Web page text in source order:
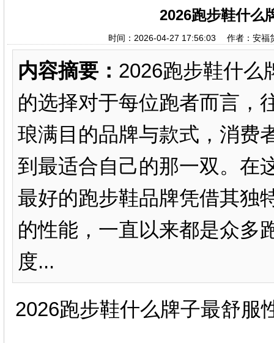
2026跑步鞋什么
时间：2026-04-27 17:56:03 作者：安
内容摘要： 2026跑步鞋什么
的选择对于每位跑者而言，
琅满目的品牌与款式，消费
到最适合自己的那一双。在
最好的跑步鞋品牌凭借其独
的性能，一直以来都是众多
度...
2026跑步鞋什么牌子最舒服